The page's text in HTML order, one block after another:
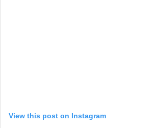
View this post on Instagram